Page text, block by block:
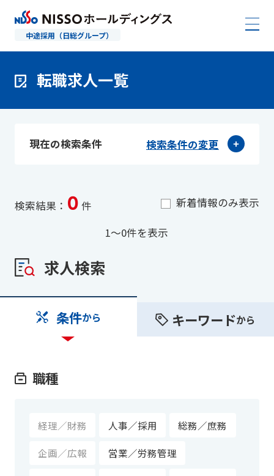
中途採用（日総グループ）
転職求人一覧
現在の検索条件 検索条件の変更
検索結果： 0 件 新着情報のみ表示
1〜0件を表示
求人検索
条件から キーワードから
職種
経理／財務 人事／採用 総務／庶務
企画／広報 営業／労務管理